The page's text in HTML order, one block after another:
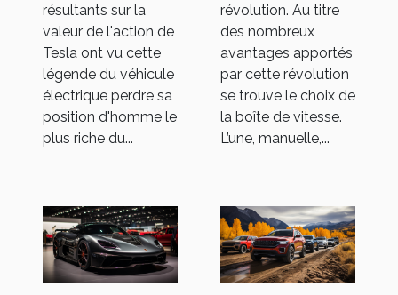
résultants sur la
valeur de l'action de
Tesla ont vu cette
légende du véhicule
électrique perdre sa
position d'homme le
plus riche du...
révolution. Au titre
des nombreux
avantages apportés
par cette révolution
se trouve le choix de
la boîte de vitesse.
L’une, manuelle,...